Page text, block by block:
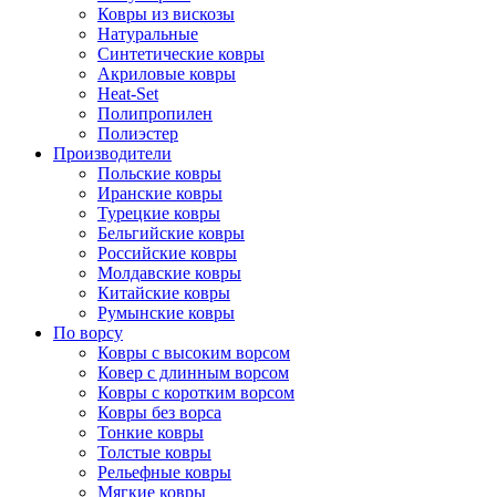
Ковры из вискозы
Натуральные
Синтетические ковры
Акриловые ковры
Heat-Set
Полипропилен
Полиэстер
Производители
Польские ковры
Иранские ковры
Турецкие ковры
Бельгийские ковры
Российские ковры
Молдавские ковры
Китайские ковры
Румынские ковры
По ворсу
Ковры с высоким ворсом
Ковер с длинным ворсом
Ковры с коротким ворсом
Ковры без ворса
Тонкие ковры
Толстые ковры
Рельефные ковры
Мягкие ковры